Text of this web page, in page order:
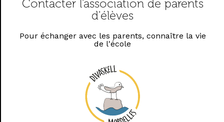
Contacter l'association de parents
d'élèves
Pour échanger avec les parents, connaître la vie
de l'école